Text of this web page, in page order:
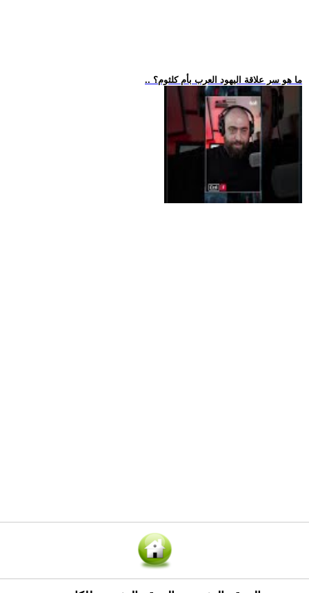
.. ما هو سر علاقة اليهود العرب بأم كلثوم؟